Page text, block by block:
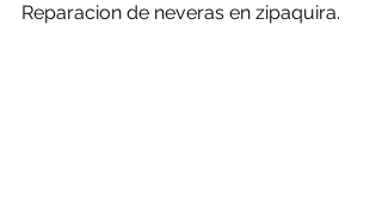
Reparacion de neveras en zipaquira.